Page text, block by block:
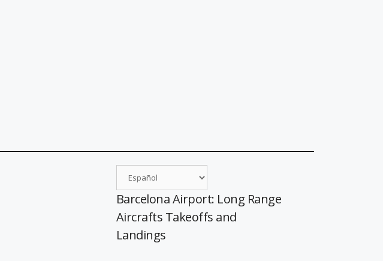
Barcelona Airport: Long Range
Aircrafts Takeoffs and
Landings